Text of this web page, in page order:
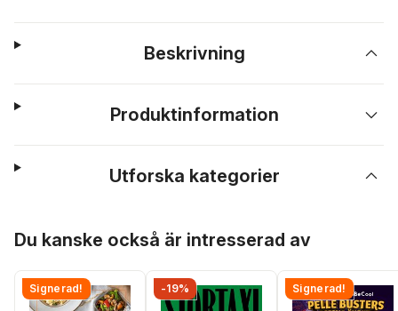
Beskrivning
Produktinformation
Utforska kategorier
Du kanske också är intresserad av
Signerad! -19% Signerad!